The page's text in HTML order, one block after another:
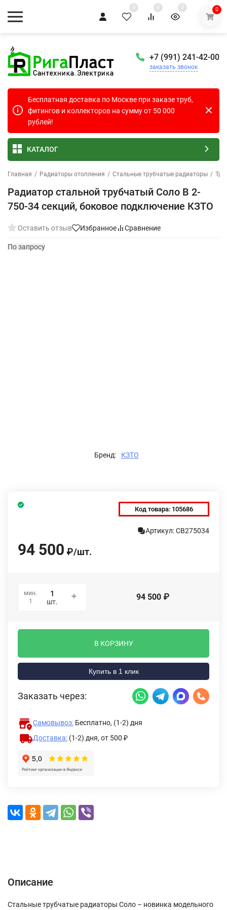
0 0 0 0
+7 (991) 241-42-00
заказать звонок
Бесплатная доставка по Москве при заказе труб,
фитингов и коллекторов на сумму от 50 000
рублей!
КАТАЛОГ
Главная / Радиаторы отопления / Стальные трубчатые радиаторы /
Радиатор стальной трубчатый Соло В 2-
750-34 секций, боковое подключение КЗТО
Оставить отзыв Избранное Сравнение
По запросу
Бренд: КЗТО
Код товара: 105686
Артикул: СВ275034
94 500 ₽/шт.
мин.
1
шт. 94 500 ₽
В КОРЗИНУ
Купить в 1 клик
Заказать через:
Самовывоз: Бесплатно, (1-2) дня
Доставка: (1-2) дня, от 500 ₽
Описание
Стальные трубчатые радиаторы Соло – новинка модельного